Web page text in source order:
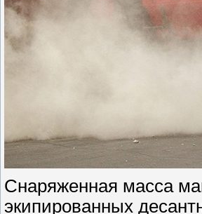
Снаряженная масса
экипированных